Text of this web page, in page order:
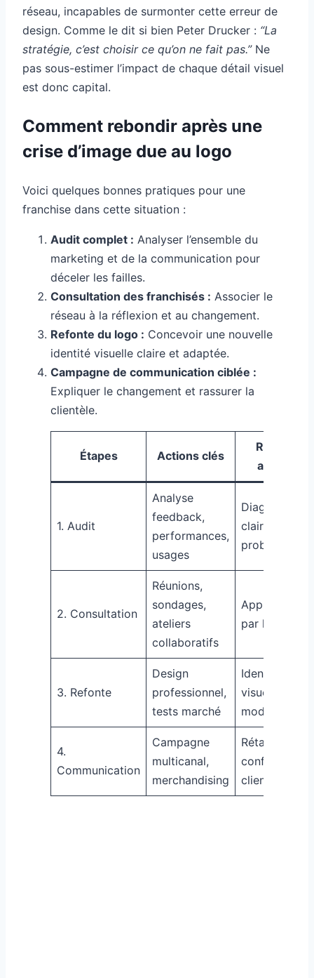
réseau, incapables de surmonter cette erreur de
design. Comme le dit si bien Peter Drucker : “La
stratégie, c’est choisir ce qu’on ne fait pas.”Ne
pas sous-estimer l’impact de chaque détail visuel
est donc capital.
Comment rebondir après une
crise d’image due au logo
Voici quelques bonnes pratiques pour une
franchise dans cette situation :
Audit complet : Analyser l’ensemble du
marketing et de la communication pour
déceler les failles.
Consultation des franchisés : Associer le
réseau à la réflexion et au changement.
Refonte du logo : Concevoir une nouvelle
identité visuelle claire et adaptée.
Campagne de communication ciblée :
Expliquer le changement et rassurer la
clientèle.
Étapes Actions clés
Résultats
attendus
1. Audit
Analyse
feedback,
performances,
usages
Diagnostic
clair des
problèmes
2. Consultation
Réunions,
sondages,
ateliers
collaboratifs
Appropriation
par le réseau
3. Refonte
Design
professionnel,
tests marché
Identité
visuelle
modernisée
4.
Communication
Campagne
multicanal,
merchandising
confiance
clientèle